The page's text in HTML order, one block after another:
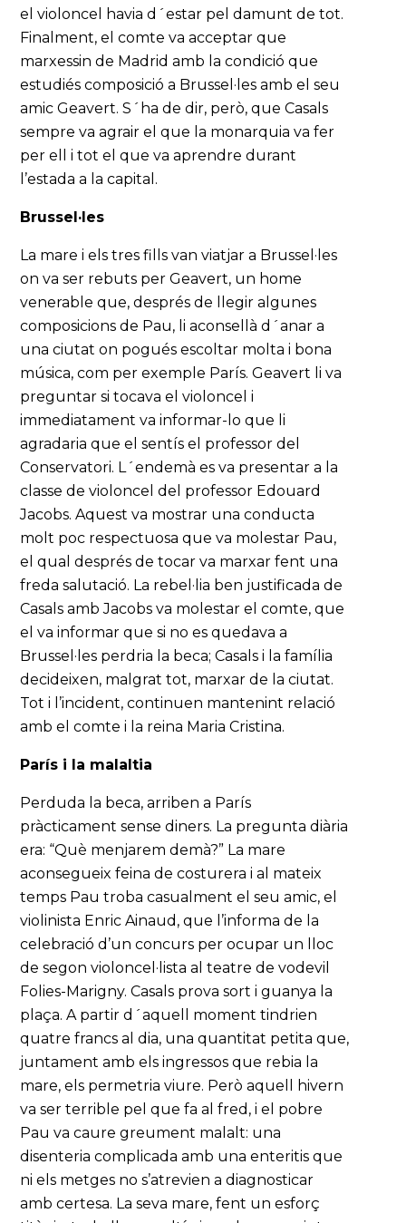
el violoncel havia d´estar pel damunt de tot.
Finalment, el comte va acceptar que
marxessin de Madrid amb la condició que
estudiés composició a Brussel·les amb el seu
amic Geavert. S´ha de dir, però, que Casals
sempre va agrair el que la monarquia va fer
per ell i tot el que va aprendre durant
l’estada a la capital.
Brussel·les
La mare i els tres fills van viatjar a Brussel·les
on va ser rebuts per Geavert, un home
venerable que, després de llegir algunes
composicions de Pau, li aconsellà d´anar a
una ciutat on pogués escoltar molta i bona
música, com per exemple París. Geavert li va
preguntar si tocava el violoncel i
immediatament va informar-lo que li
agradaria que el sentís el professor del
Conservatori. L´endemà es va presentar a la
classe de violoncel del professor Edouard
Jacobs. Aquest va mostrar una conducta
molt poc respectuosa que va molestar Pau,
el qual després de tocar va marxar fent una
freda salutació. La rebel·lia ben justificada de
Casals amb Jacobs va molestar el comte, que
el va informar que si no es quedava a
Brussel·les perdria la beca; Casals i la família
decideixen, malgrat tot, marxar de la ciutat.
Tot i l’incident, continuen mantenint relació
amb el comte i la reina Maria Cristina.
París i la malaltia
Perduda la beca, arriben a París
pràcticament sense diners. La pregunta diària
era: “Què menjarem demà?” La mare
aconsegueix feina de costurera i al mateix
temps Pau troba casualment el seu amic, el
violinista Enric Ainaud, que l’informa de la
celebració d’un concurs per ocupar un lloc
de segon violoncel·lista al teatre de vodevil
Folies-Marigny. Casals prova sort i guanya la
plaça. A partir d´aquell moment tindrien
quatre francs al dia, una quantitat petita que,
juntament amb els ingressos que rebia la
mare, els permetria viure. Però aquell hivern
va ser terrible pel que fa al fred, i el pobre
Pau va caure greument malalt: una
disenteria complicada amb una enteritis que
ni els metges no s’atrevien a diagnosticar
amb certesa. La seva mare, fent un esforç